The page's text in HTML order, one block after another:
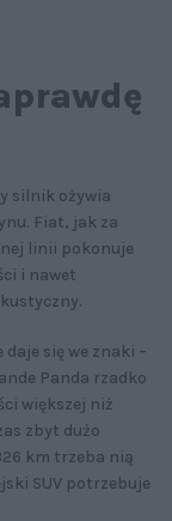
silnik ożywia
Fiat, jak za
linii pokonuje
i nawet
się we znaki –
Panda rzadko
większej niż
zbyt dużo
km trzeba nią
SUV potrzebuje